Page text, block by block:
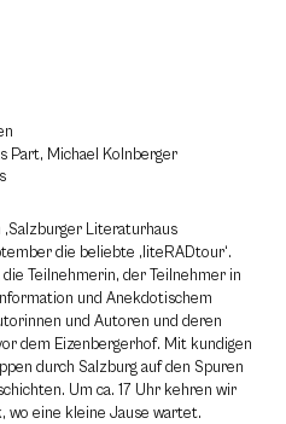
Part, Michael Kolnberger
Literaturhaus
die beliebte ‚liteRADtour‘.
Teilnehmerin, der Teilnehmer in
und Anekdotischem
und Autoren und deren
dem Eizenbergerhof. Mit kundigen
durch Salzburg auf den Spuren
Um ca. 17 Uhr kehren wir
wo eine kleine Jause wartet.